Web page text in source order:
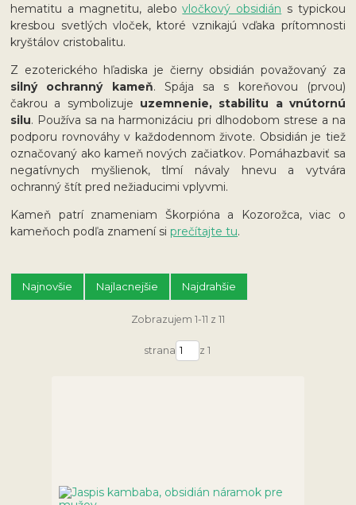
hematitu a magnetitu, alebovločkový obsidián s typickou
kresbou svetlých vloček, ktoré vznikajú vďaka prítomnosti
kryštálov cristobalitu.
Z ezoterického hľadiska je čierny obsidián považovaný za
silný ochranný kameň. Spája sa s koreňovou (prvou)
čakrou a symbolizuje uzemnenie, stabilitu a vnútornú
silu. Používa sa na harmonizáciu pri dlhodobom strese a na
podporu rovnováhy v každodennom živote. Obsidián je tiež
označovaný ako kameň nových začiatkov. Pomáhazbaviť sa
negatívnych myšlienok, tlmí návaly hnevu a vytvára
ochranný štít pred nežiaducimi vplyvmi.
Kameň patrí znameniam Škorpióna a Kozorožca, viac o
kameňoch podľa znamení siprečítajte tu.
Najnovšie Najlacnejšie Najdrahšie
Zobrazujem 1-11 z 11
strana z 1